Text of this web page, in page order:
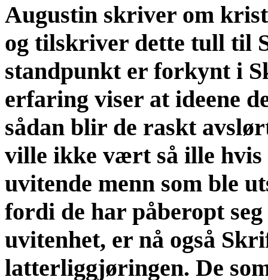
Augustin skriver om
og tilskriver dette tull til
standpunkt er forkynt i
erfaring viser at ideene
sådan blir de raskt
ville ikke vært så ille hvis
uvitende menn som ble
fordi de har påberopt
uvitenhet, er nå også
latterliggjøringen. De